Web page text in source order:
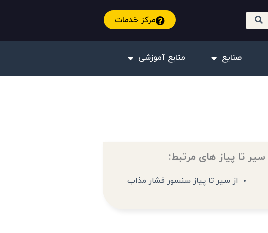
مرکز خدمات
صنایع منابع آموزشی
سیر تا پیاز های مرتبط:
از سیر تا پیاز سنسور فشار مذاب